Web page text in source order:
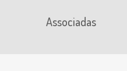
Associadas